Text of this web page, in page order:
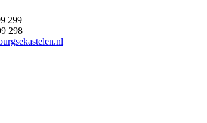
299
298